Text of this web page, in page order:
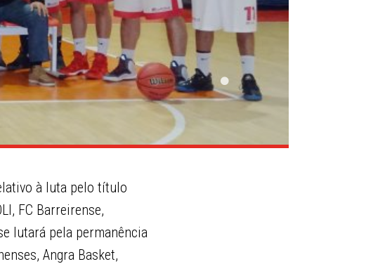
à luta pelo título
FC Barreirense,
lutará pela permanência
Angra Basket,